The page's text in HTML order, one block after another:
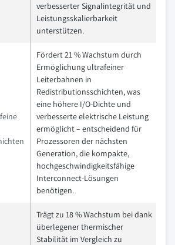
verbesserter Signalintegrität und
Leistungsskalierbarkeit
unterstützen.
Fördert 21 % Wachstum durch
Ermöglichung ultrafeiner
Leiterbahnen in
Redistributionsschichten, was
eine höhere I/O-Dichte und
verbesserte elektrische Leistung
ermöglicht – entscheidend für
Prozessoren der nächsten
Generation, die kompakte,
hochgeschwindigkeitsfähige
Interconnect-Lösungen
benötigen.
Trägt zu 18 % Wachstum bei dank
überlegener thermischer
Stabilität im Vergleich zu